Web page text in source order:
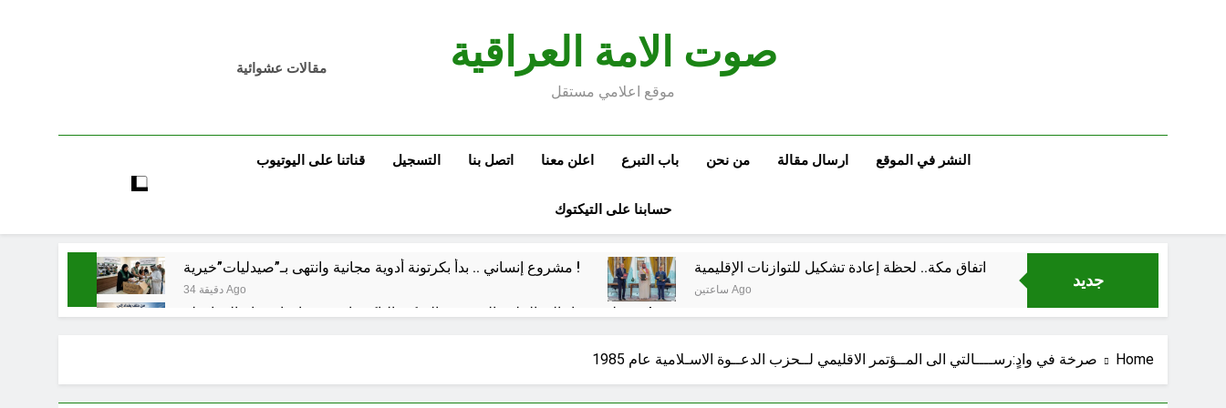
صوت الامة العراقية
موقع اعلامي مستقل
مقالات عشوائية
النشر في الموقع ارسال مقالة من نحن باب التبرع اعلن معنا اتصل بنا التسجيل قناتنا على اليوتيوب
حسابنا على التيكتوك
جديد
مشروع إنساني .. بدأ بكرتونة أدوية مجانية وانتهى بـ”صيدليات”خيرية !
34 دقيقة Ago
اتفاق مكة.. لحظة إعادة تشكيل للتوازنات الإقليمية
ساعتين Ago
من حلف بغداد إلى الحلف السعودي التركي الباكستاني- وفوائد انضمام العراق له!
لوحة النشوة / راي الفلسفة التجريدية للانسان
الولاية التكوينية / راي الفلسفة التجريدية للانسان السمّ الصامت في كفّك.. حين تغتالنا الأكياس البلاستيكية
Home صرخة في وادٍ:رســــالتي الى المــؤتمر الاقليمي لــحزب الدعــوة الاسـلامية عام 1985